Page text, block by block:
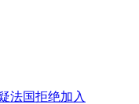
法国拒绝加入